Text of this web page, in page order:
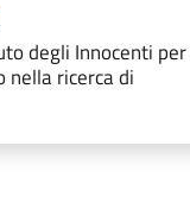
degli Innocenti per
nella ricerca di